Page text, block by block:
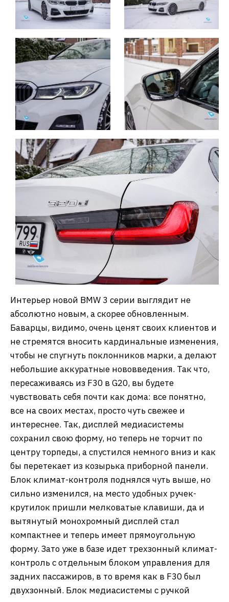
Интерьер новой BMW 3 серии выглядит не
абсолютно новым, а скорее обновленным.
Баварцы, видимо, очень ценят своих клиентов и
не стремятся вносить кардинальные изменения,
чтобы не спугнуть поклонников марки, а делают
небольшие аккуратные нововведения. Так что,
пересаживаясь из F30 в G20, вы будете
чувствовать себя почти как дома: все понятно,
все на своих местах, просто чуть свежее и
интереснее. Так, дисплей медиасистемы
сохранил свою форму, но теперь не торчит по
центру торпеды, а спустился немного вниз и как
бы перетекает из козырька приборной панели.
Блок климат-контроля поднялся чуть выше, но
сильно изменился, на место удобных ручек-
крутилок пришли мелковатые клавиши, да и
вытянутый монохромный дисплей стал
компактнее и теперь имеет прямоугольную
форму. Зато уже в базе идет трехзонный климат-
контроль с отдельным блоком управления для
задних пассажиров, в то время как в F30 был
двухзонный. Блок медиасистемы с ручкой